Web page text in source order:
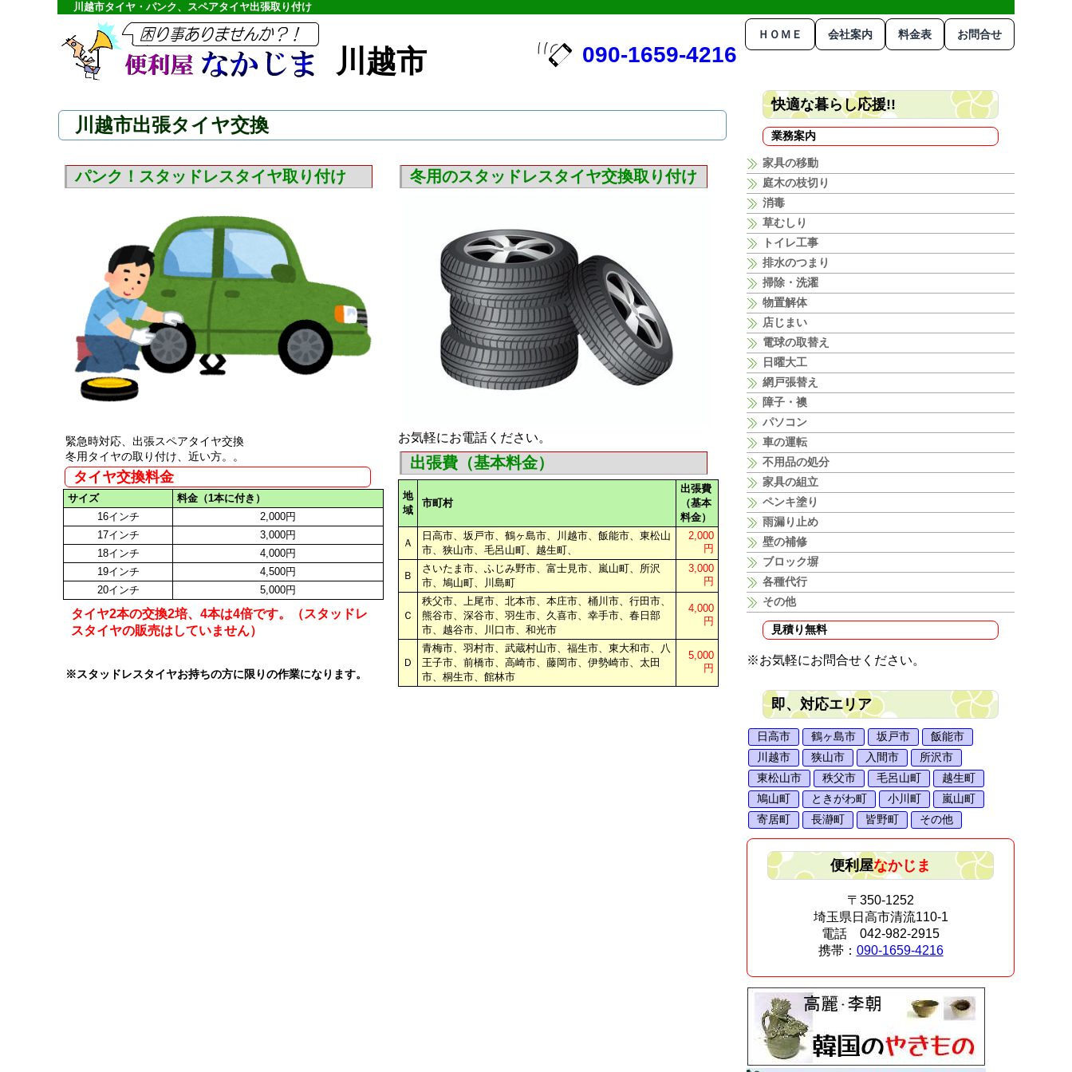
川越市タイヤ・パンク、スペアタイヤ出張取り付け
川越市
ＨＯＭＥ 会社案内 料金表 お問合せ
090-1659-4216
川越市出張タイヤ交換
パンク！スタッドレスタイヤ取り付け
緊急時対応、出張スペアタイヤ交換
冬用タイヤの取り付け、近い方。。
タイヤ交換料金
サイズ
料金（1本に付き）
16インチ
2,000円
17インチ
3,000円
18インチ
4,000円
19インチ
4,500円
20インチ
5,000円
タイヤ2本の交換2培、4本は4倍です。（スタッドレ
スタイヤの販売はしていません）
※スタッドレスタイヤお持ちの方に限りの作業になります。
冬用のスタッドレスタイヤ交換取り付け
お気軽にお電話ください。
出張費（基本料金）
地
域
市町村
出張費
（基本
料金）
Ａ
日高市、坂戸市、鶴ヶ島市、川越市、飯能市、東松山
市、狭山市、毛呂山町、越生町、
2,000
円
Ｂ
さいたま市、ふじみ野市、富士見市、嵐山町、所沢
市、鳩山町、川島町
3,000
円
Ｃ
秩父市、上尾市、北本市、本庄市、桶川市、行田市、
熊谷市、深谷市、羽生市、久喜市、幸手市、春日部
市、越谷市、川口市、和光市
4,000
円
Ｄ
青梅市、羽村市、武蔵村山市、福生市、東大和市、八
王子市、前橋市、高崎市、藤岡市、伊勢崎市、太田
市、桐生市、館林市
5,000
円
快適な暮らし応援!!
業務案内
家具の移動
庭木の枝切り
消毒
草むしり
トイレ工事
排水のつまり
掃除・洗濯
物置解体
店じまい
電球の取替え
日曜大工
網戸張替え
障子・襖
パソコン
車の運転
不用品の処分
家具の組立
ペンキ塗り
雨漏り止め
壁の補修
ブロック塀
各種代行
その他
見積り無料
※お気軽にお問合せください。
即、対応エリア
日高市 鶴ヶ島市 坂戸市
飯能市
川越市
狭山市 入間市
所沢市
東松山市
秩父市 毛呂山町
越生町
鳩山町
ときがわ町 小川町
嵐山町
寄居町
長瀞町 皆野町 その他
便利屋なかじま
〒350-1252
埼玉県日高市清流110-1
電話 042-982-2915
携帯： 090-1659-4216